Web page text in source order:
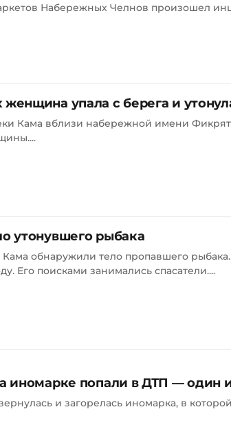
Набережных Челнов произошел
упала с берега и
Кама вблизи набережной имени
утонувшего рыбака
Кама обнаружили тело пропавшего
Его поисками занимались спасатели....
иномарке попали в ДТП — один
и загорелась иномарка, в